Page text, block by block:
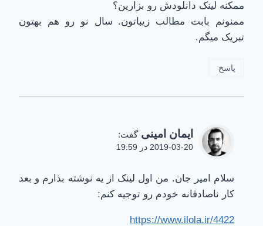
ممکنه لینک دانلودش رو بزارین؟
ممنونم بابت مطالب زیباتون. سال نو رو هم بهتون
تبریک میگم.
پاسخ
ایمان امینی گفت:
2019-03-20 در 19:59
سلام امیر جان. من اول لینک از یه نوشته بذارم و بعد
کار ناصادقانه خودم رو توجیه کنم:
https://www.ilola.ir/4422